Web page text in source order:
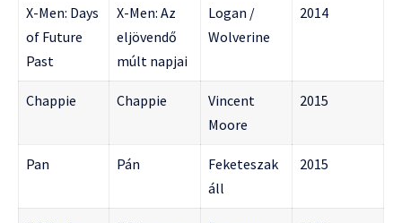
X-Men: Days
of Future
Past
X-Men: Az
eljövendő
múlt napjai
Logan /
Wolverine
2014
Chappie Chappie
Vincent
Moore
2015
Pan Pán
Feketeszak
áll
2015